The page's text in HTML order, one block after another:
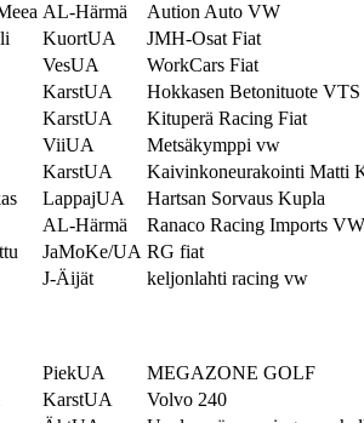
AL-Härmä
Aution Auto VW
KuortUA
JMH-Osat Fiat
VesUA
WorkCars Fiat
KarstUA
Hokkasen Betonituote VTS
KarstUA
Kituperä Racing Fiat
ViiUA
Metsäkymppi vw
KarstUA
Kaivinkoneurakointi Matti
LappajUA
Hartsan Sorvaus Kupla
AL-Härmä
Ranaco Racing Imports VW
JaMoKe/UA RG fiat
J-Äijät
keljonlahti racing vw
PiekUA
MEGAZONE GOLF
KarstUA
Volvo 240